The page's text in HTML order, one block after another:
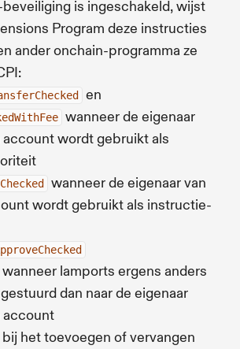
is ingeschakeld, wijst
Program deze instructies
ander onchain-programma ze
en
wanneer de eigenaar
wordt gebruikt als
wanneer de eigenaar van
wordt gebruikt als instructie-
wanneer lamports ergens anders
dan naar de eigenaar
account
bij het toevoegen of vervangen